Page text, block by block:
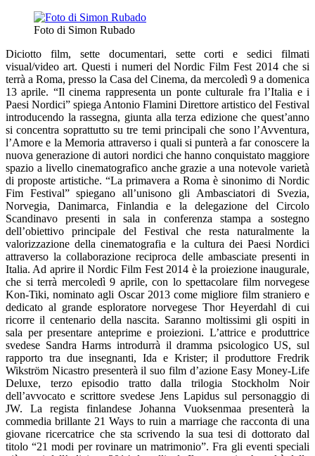
Foto di Simon Rubado
Diciotto film, sette documentari, sette corti e sedici filmati
visual/video art. Questi i numeri del Nordic Film Fest 2014 che si
terrà a Roma, presso la Casa del Cinema, da mercoledì 9 a domenica
13 aprile. “Il cinema rappresenta un ponte culturale fra l’Italia e i
Paesi Nordici” spiega Antonio Flamini Direttore artistico del Festival
introducendo la rassegna, giunta alla terza edizione che quest’anno
si concentra soprattutto su tre temi principali che sono l’Avventura,
l’Amore e la Memoria attraverso i quali si punterà a far conoscere la
nuova generazione di autori nordici che hanno conquistato maggiore
spazio a livello cinematografico anche grazie a una notevole varietà
di proposte artistiche. “La primavera a Roma è sinonimo di Nordic
Fim Festival” spiegano all’unisono gli Ambasciatori di Svezia,
Norvegia, Danimarca, Finlandia e la delegazione del Circolo
Scandinavo presenti in sala in conferenza stampa a sostegno
dell’obiettivo principale del Festival che resta naturalmente la
valorizzazione della cinematografia e la cultura dei Paesi Nordici
attraverso la collaborazione reciproca delle ambasciate presenti in
Italia. Ad aprire il Nordic Film Fest 2014 è la proiezione inaugurale,
che si terrà mercoledì 9 aprile, con lo spettacolare film norvegese
Kon-Tiki, nominato agli Oscar 2013 come migliore film straniero e
dedicato al grande esploratore norvegese Thor Heyerdahl di cui
ricorre il centenario della nascita. Saranno moltissimi gli ospiti in
sala per presentare anteprime e proiezioni. L’attrice e produttrice
svedese Sandra Harms introdurrà il dramma psicologico US, sul
rapporto tra due insegnanti, Ida e Krister; il produttore Fredrik
Wikström Nicastro presenterà il suo film d’azione Easy Money-Life
Deluxe, terzo episodio tratto dalla trilogia Stockholm Noir
dell’avvocato e scrittore svedese Jens Lapidus sul personaggio di
JW. La regista finlandese Johanna Vuoksenmaa presenterà la
commedia brillante 21 Ways to ruin a marriage che racconta di una
giovane ricercatrice che sta scrivendo la sua tesi di dottorato dal
titolo “21 modi per rovinare un matrimonio”. Fra gli eventi speciali